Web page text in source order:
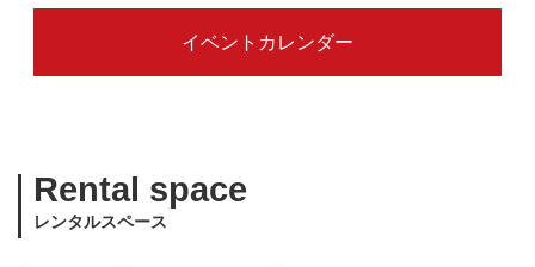
イベントカレンダー
Rental space
レンタルスペース